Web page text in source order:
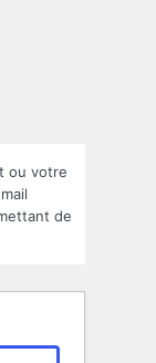
ou votre
de